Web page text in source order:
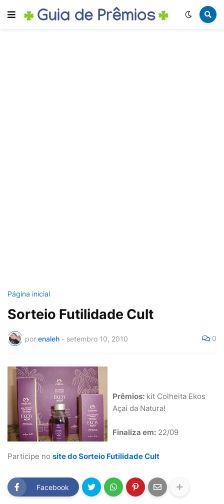
Página inicial
Sorteio Futilidade Cult
por enaleh - setembro 10, 2010 0
Prêmios: kit Colheita Ekos
Açaí da Natura!
Finaliza em: 22/09
Participe no site do Sorteio Futilidade Cult
Facebook